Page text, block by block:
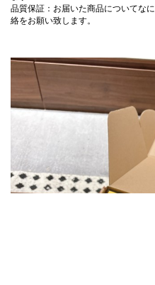
品質保証：お届いた商品についてな
絡をお願い致します。